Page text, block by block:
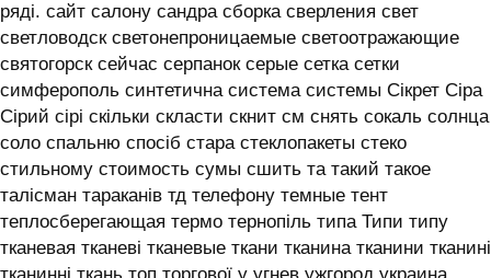
ряді. сайт салону сандра сборка сверления свет
светловодск светонепроницаемые светоотражающие
святогорск сейчас серпанок серые сетка сетки
симферополь синтетична система системы ‎Сікрет Сіра
Сірий сірі скільки скласти скнит см снять сокаль солнца
соло спальню спосіб стара стеклопакеты стеко
стильному стоимость сумы сшить та такий такое
талісман тараканів тд телефону темные тент
теплосберегающая термо тернопіль типа Типи типу
тканевая тканеві тканевые ткани тканина тканини тканині